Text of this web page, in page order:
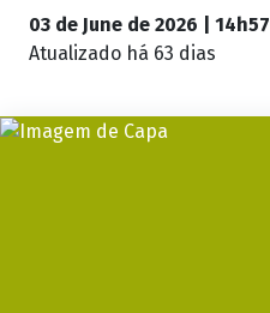
03 de June de 2026 | 14h57
Atualizado há 63 dias